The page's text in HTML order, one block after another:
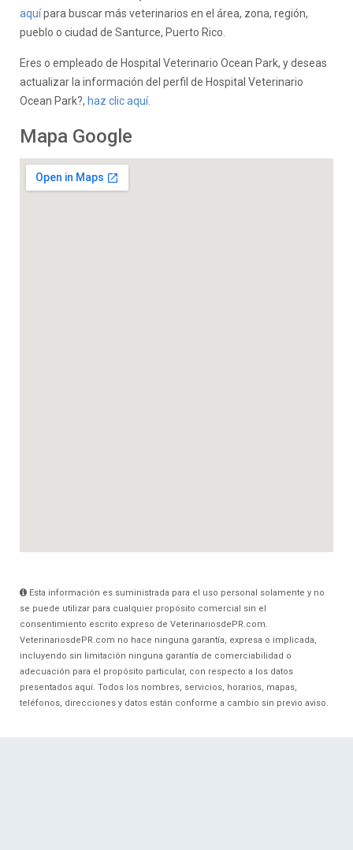
aquípara buscar más veterinarios en el área, zona, región,
pueblo o ciudad de Santurce, Puerto Rico.
Eres o empleado de Hospital Veterinario Ocean Park, y deseas
actualizar la información del perfil de Hospital Veterinario
Ocean Park?, haz clic aquí.
Mapa Google
Esta información es suministrada para el uso personal solamente y no
se puede utilizar para cualquier propósito comercial sin el
consentimiento escrito expreso de VeterinariosdePR.com.
VeterinariosdePR.com no hace ninguna garantía, expresa o implicada,
incluyendo sin limitación ninguna garantía de comerciabilidad o
adecuación para el propósito particular, con respecto a los datos
presentados aquí. Todos los nombres, servicios, horarios, mapas,
teléfonos, direcciones y datos están conforme a cambio sin previo aviso.